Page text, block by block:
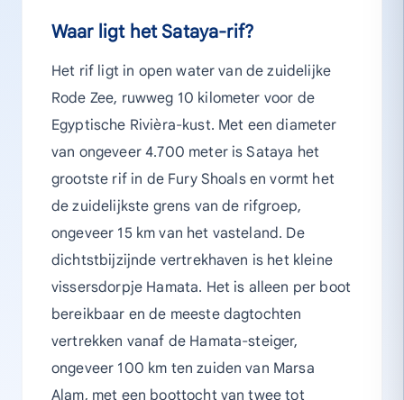
Waar ligt het Sataya-rif?
Het rif ligt in open water van de zuidelijke
Rode Zee, ruwweg 10 kilometer voor de
Egyptische Rivièra-kust. Met een diameter
van ongeveer 4.700 meter is Sataya het
grootste rif in de Fury Shoals en vormt het
de zuidelijkste grens van de rifgroep,
ongeveer 15 km van het vasteland. De
dichtstbijzijnde vertrekhaven is het kleine
vissersdorpje Hamata. Het is alleen per boot
bereikbaar en de meeste dagtochten
vertrekken vanaf de Hamata-steiger,
ongeveer 100 km ten zuiden van Marsa
Alam, met een boottocht van twee tot